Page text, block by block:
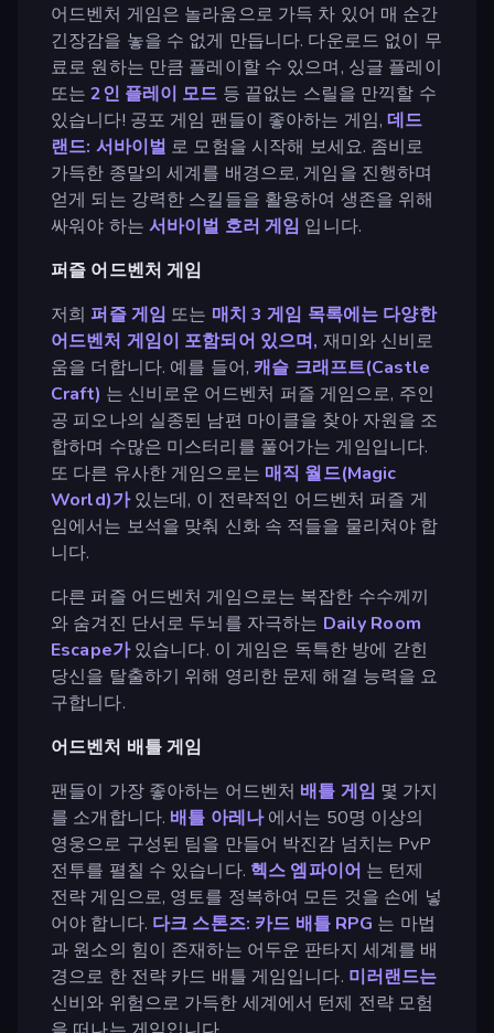
어드벤처 게임은 놀라움으로 가득 차 있어 매 순간
긴장감을 놓을 수 없게 만듭니다. 다운로드 없이 무
료로 원하는 만큼 플레이할 수 있으며, 싱글 플레이
또는2인 플레이 모드 등 끝없는 스릴을 만끽할 수
있습니다! 공포 게임 팬들이 좋아하는 게임,데드
랜드: 서바이벌 로 모험을 시작해 보세요. 좀비로
가득한 종말의 세계를 배경으로, 게임을 진행하며
얻게 되는 강력한 스킬들을 활용하여 생존을 위해
싸워야 하는 서바이벌 호러 게임 입니다.
퍼즐 어드벤처 게임
저희 퍼즐 게임 또는 매치 3 게임 목록에는 다양한
어드벤처 게임이 포함되어 있으며, 재미와 신비로
움을 더합니다. 예를 들어,캐슬 크래프트(Castle
Craft) 는 신비로운 어드벤처 퍼즐 게임으로, 주인
공 피오나의 실종된 남편 마이클을 찾아 자원을 조
합하며 수많은 미스터리를 풀어가는 게임입니다.
또 다른 유사한 게임으로는 매직 월드(Magic
World)가있는데, 이 전략적인 어드벤처 퍼즐 게
임에서는 보석을 맞춰 신화 속 적들을 물리쳐야 합
니다.
다른 퍼즐 어드벤처 게임으로는 복잡한 수수께끼
와 숨겨진 단서로 두뇌를 자극하는 Daily Room
Escape가있습니다. 이 게임은 독특한 방에 갇힌
당신을 탈출하기 위해 영리한 문제 해결 능력을 요
구합니다.
어드벤처 배틀 게임
팬들이 가장 좋아하는 어드벤처 배틀 게임 몇 가지
를 소개합니다. 배틀 아레나에서는 50명 이상의
영웅으로 구성된 팀을 만들어 박진감 넘치는 PvP
전투를 펼칠 수 있습니다. 헥스 엠파이어 는 턴제
전략 게임으로, 영토를 정복하여 모든 것을 손에 넣
어야 합니다. 다크 스톤즈: 카드 배틀 RPG 는 마법
과 원소의 힘이 존재하는 어두운 판타지 세계를 배
경으로 한 전략 카드 배틀 게임입니다. 미러랜드는
신비와 위험으로 가득한 세계에서 턴제 전략 모험